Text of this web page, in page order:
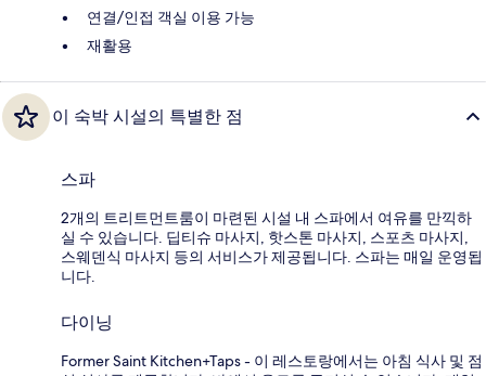
연결/인접 객실 이용 가능
재활용
이 숙박 시설의 특별한 점
스파
2개의 트리트먼트룸이 마련된 시설 내 스파에서 여유를 만끽하
실 수 있습니다. 딥티슈 마사지, 핫스톤 마사지, 스포츠 마사지,
스웨덴식 마사지 등의 서비스가 제공됩니다. 스파는 매일 운영됩
니다.
다이닝
Former Saint Kitchen+Taps - 이 레스토랑에서는 아침 식사 및 점